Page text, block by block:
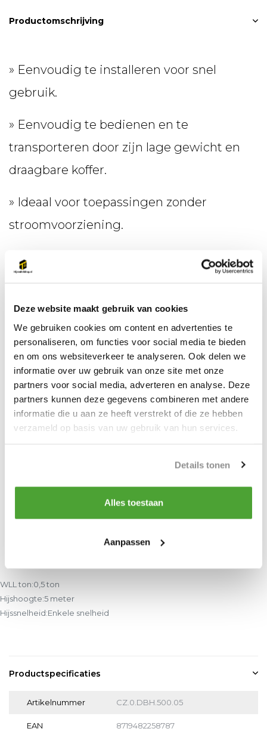
Deze website maakt gebruik van cookies
We gebruiken cookies om content en advertenties te
personaliseren, om functies voor social media te bieden
en om ons websiteverkeer te analyseren. Ook delen we
informatie over uw gebruik van onze site met onze
partners voor social media, adverteren en analyse. Deze
partners kunnen deze gegevens combineren met andere
informatie die u aan ze heeft verstrekt of die ze hebben
verzameld op basis van uw gebruik van hun services.
Details tonen
Alles toestaan
Aanpassen
Productomschrijving
» Eenvoudig te installeren voor snel
gebruik.
» Eenvoudig te bedienen en te
transporteren door zijn lage gewicht en
draagbare koffer.
» Ideaal voor toepassingen zonder
stroomvoorziening.
» Batterijvermogen: 25min bij maximale
» Geleverd met reserve batterij en oplader.
» Wartel lasthaak met veiligheidsklep.
» Geleverd klaar voor gebruik met
bedieningsschakelaar en kettingbak.
» Voldoet aan de Machinerichtlijn
gebruiksaanwijzing.
WLL ton:0,5 ton
Hijshoogte:5 meter
Hijssnelheid:Enkele snelheid
Productspecificaties
Artikelnummer CZ.0.DBH.500.05
EAN 8719482258787